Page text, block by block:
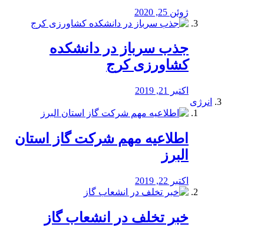
ژوئن 25, 2020
جذب سرباز در دانشکده
کشاورزی کرج
اکتبر 21, 2019
انرژی
️اطلاعیه مهم شرکت گاز استان
البرز
اکتبر 22, 2019
خبر تخلف در انشعاب گاز